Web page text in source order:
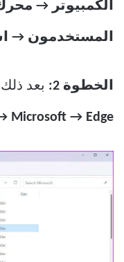
المستخدمون →
الخطوة 2: بعد
Microsoft → Edge